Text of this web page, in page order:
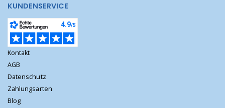
KUNDENSERVICE
Kontakt
AGB
Datenschutz
Zahlungsarten
Blog